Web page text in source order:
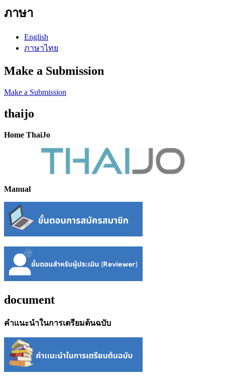
ภาษา
English
ภาษาไทย
Make a Submission
Make a Submission
thaijo
Home ThaiJo
Manual
document
คำเเนะนำในการเตรียมต้นฉบับ